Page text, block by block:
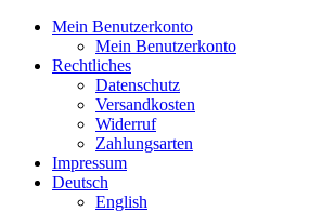
Mein Benutzerkonto
Mein Benutzerkonto
Rechtliches
Datenschutz
Versandkosten
Widerruf
Zahlungsarten
Impressum
Deutsch
English